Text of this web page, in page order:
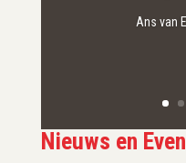
Ans van
Nieuws en